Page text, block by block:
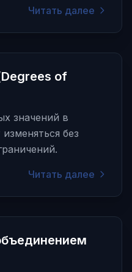
Читать далее
of
значений в
без
Читать далее